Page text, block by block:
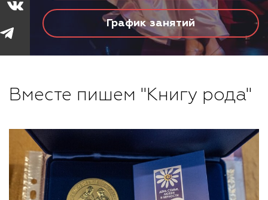
График занятий
Вместе пишем "Книгу рода"